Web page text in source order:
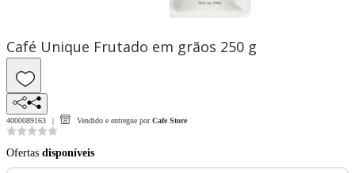
Café Unique Frutado em grãos 250 g
4000089163 Vendido e entregue por Cafe Store
Ofertas disponíveis